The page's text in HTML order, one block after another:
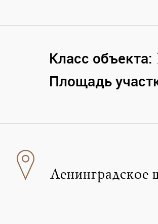
Класс объекта:
Площадь
Ленинградское